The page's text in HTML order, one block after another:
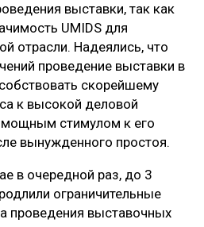
выставки, так как
UMIDS для
отрасли. Надеялись, что
проведение выставки в
скорейшему
к высокой деловой
мощным стимулом к его
вынужденного простоя.
в очередной раз, до 3
ограничительные
проведения выставочных